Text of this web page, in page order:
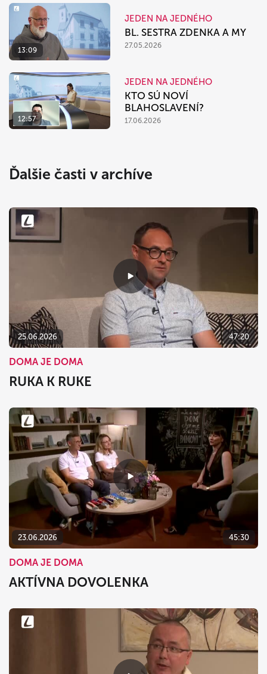
13:09
JEDEN NA JEDNÉHO
BL. SESTRA ZDENKA A MY
27.05.2026
12:57
JEDEN NA JEDNÉHO
KTO SÚ NOVÍ
BLAHOSLAVENÍ?
17.06.2026
Ďalšie časti v archíve
25.06.2026 47:20
DOMA JE DOMA
RUKA K RUKE
23.06.2026 45:30
DOMA JE DOMA
AKTÍVNA DOVOLENKA